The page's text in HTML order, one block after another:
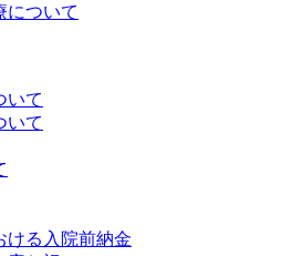
について
いて
いて
ける入院前納金